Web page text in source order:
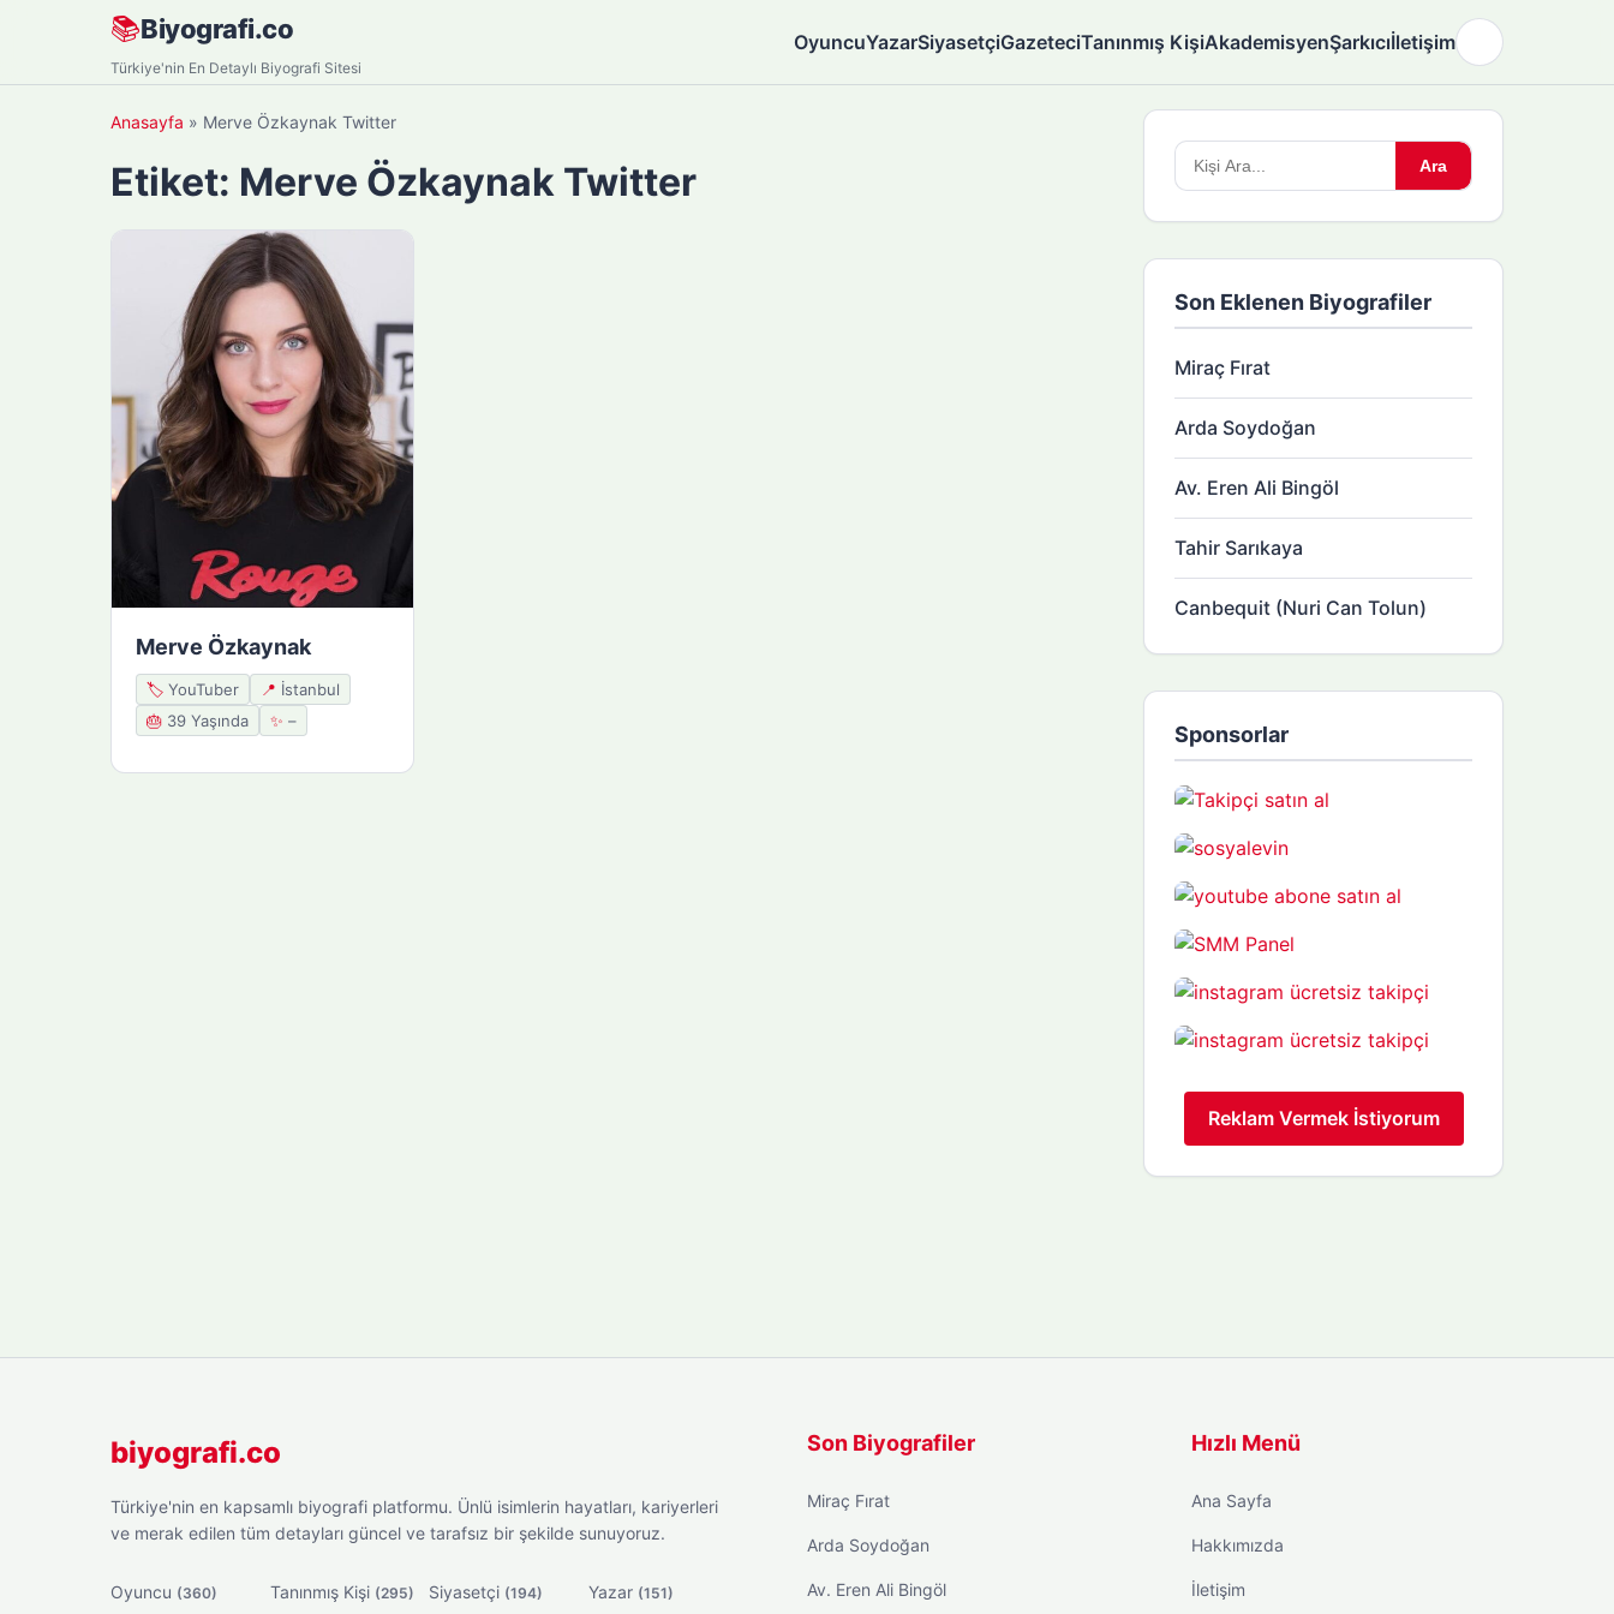
📚Biyografi.co
Türkiye'nin En Detaylı Biyografi Sitesi
OyuncuYazarSiyasetçiGazeteciTanınmış KişiAkademisyenŞarkıcıİletişim
Anasayfa » Merve Özkaynak Twitter
Etiket: Merve Özkaynak Twitter
Merve Özkaynak
🏷️ YouTuber 📍 İstanbul
🎂 39 Yaşında ✨ –
Arama
yapın:
Ara
Son Eklenen Biyografiler
Miraç Fırat
Arda Soydoğan
Av. Eren Ali Bingöl
Tahir Sarıkaya
Canbequit (Nuri Can Tolun)
Sponsorlar
Reklam Vermek İstiyorum
biyografi.co
Türkiye'nin en kapsamlı biyografi platformu. Ünlü isimlerin hayatları, kariyerleri
ve merak edilen tüm detayları güncel ve tarafsız bir şekilde sunuyoruz.
Oyuncu (360) Tanınmış Kişi (295) Siyasetçi (194) Yazar (151)
Son Biyografiler
Miraç Fırat
Arda Soydoğan
Av. Eren Ali Bingöl
Hızlı Menü
Ana Sayfa
Hakkımızda
İletişim